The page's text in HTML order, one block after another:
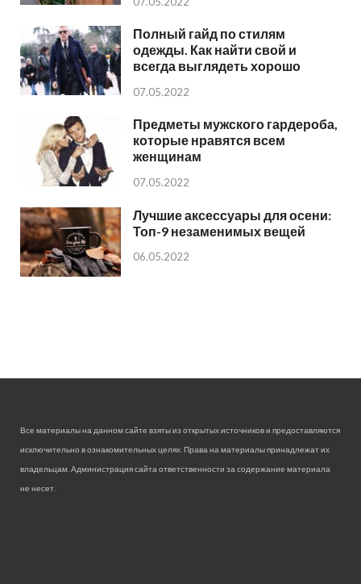
Полный гайд по стилям
одежды. Как найти свой и
всегда выглядеть хорошо
07.05.2022
Предметы мужского гардероба,
которые нравятся всем
женщинам
07.05.2022
Лучшие аксессуары для осени:
Топ-9 незаменимых вещей
06.05.2022
Все материалы на данном сайте взяты из открытых источников и предоставляются
исключительно в ознакомительных целях. Права на материалы принадлежат их
владельцам. Администрация сайта ответственности за содержание материала
не несет.